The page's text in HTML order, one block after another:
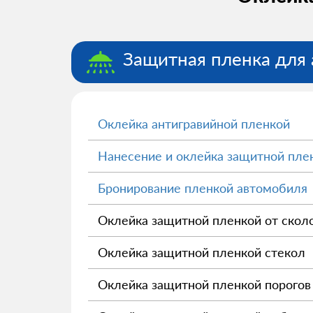
Защитная пленка для
Оклейка антигравийной пленкой
Нанесение и оклейка защитной
Бронирование пленкой автомобиля
Оклейка защитной пленкой от
Оклейка защитной пленкой стекол
Оклейка защитной пленкой порогов